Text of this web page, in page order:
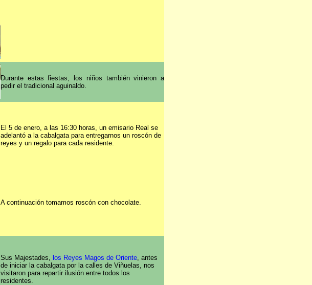
Durante estas fiestas, los niños también vinieron a
pedir el tradicional aguinaldo.
El 5 de enero, a las 16:30 horas, un emisario Real se
adelantó a la cabalgata para entregarnos un roscón de
reyes y un regalo para cada residente.
A continuación tomamos roscón con chocolate.
Sus Majestades, los Reyes Magos de Oriente, antes
de iniciar la cabalgata por la calles de Viñuelas, nos
visitaron para repartir ilusión entre todos los
residentes.